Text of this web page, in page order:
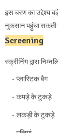
इस चरण का उद्देश्य
नुकसान पहुंचा सकती
Screening
स्क्रीनिंग द्वारा
प्लास्टिक बैग
कपड़े के टुकड़े
लकड़ी के टुकड़े